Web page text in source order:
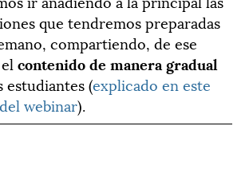
que tendremos preparadas
compartiendo, de ese
elcontenido de manera gradual
estudiantes (explicado en este
webinar).